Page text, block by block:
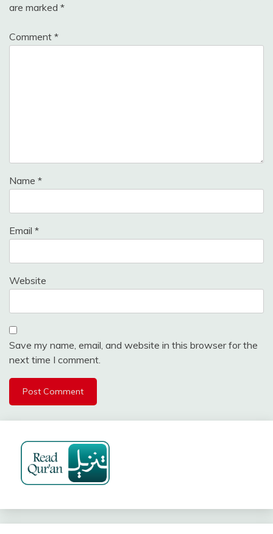
are marked *
Comment *
Name *
Email *
Website
Save my name, email, and website in this browser for the
next time I comment.